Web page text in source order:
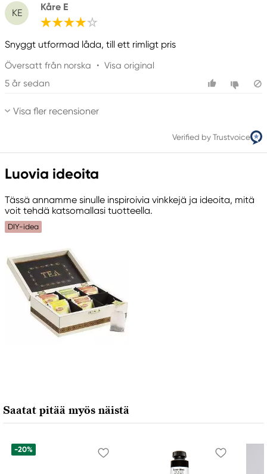
KE
Kåre E
Snyggt utformad låda, till ett rimligt pris
Översatt från norska • Visa original
5 år sedan
Visa fler recensioner
Verified by Trustvoice
Luovia ideoita
Tässä annamme sinulle inspiroivia vinkkejä ja ideoita, mitä
voit tehdä katsomallasi tuotteella.
DIY-idea
Saatat pitää myös näistä
-20%